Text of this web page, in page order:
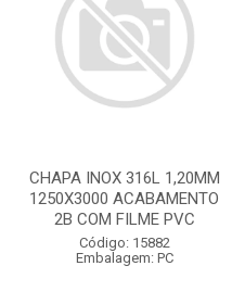
CHAPA INOX 316L 1,20MM
1250X3000 ACABAMENTO
2B COM FILME PVC
Código: 15882
Embalagem: PC